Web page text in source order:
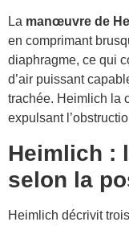
La manœuvre de
en comprimant
diaphragme, ce qui
d’air puissant
trachée. Heimlich la
expulsant
Heimlich :
selon la
Heimlich décrivit